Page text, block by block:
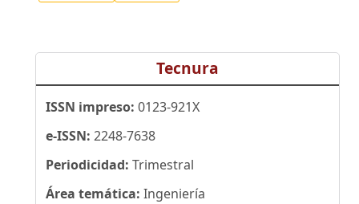
Tecnura
ISSN impreso: 0123-921X
e-ISSN: 2248-7638
Periodicidad: Trimestral
Área temática: Ingeniería